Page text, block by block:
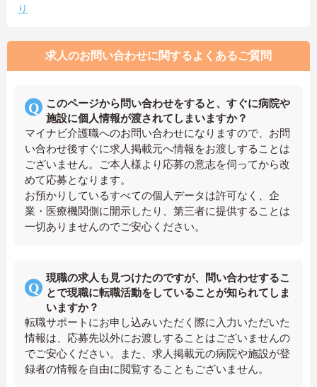
り
求人のお問い合わせに関するよくあるご質問
このページから問い合わせをすると、すぐに病院や
施設に個人情報が渡されてしまいますか？
マイナビ介護職へのお問い合わせになりますので、お問
い合わせ後すぐに求人掲載元へ情報をお渡しすることは
ございません。ご本人様より応募の意志を伺ってから改
めて応募となります。
お預かりしているすべての個人データは許可なく、企
業・医療機関側に開示したり、第三者に提供することは
一切ありませんのでご安心ください。
現職の求人も見つけたのですが、問い合わせするこ
とで現職に転職活動をしていることが知られてしま
いますか？
転職サポートにお申し込みいただく際に入力いただいた
情報は、応募先以外にお渡しすることはございませんの
でご安心ください。また、求人掲載元の病院や施設が登
録者の情報を自由に閲覧することもございません。